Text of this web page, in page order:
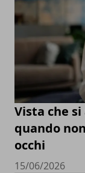
Vista che
quando
occhi
15/06/2026